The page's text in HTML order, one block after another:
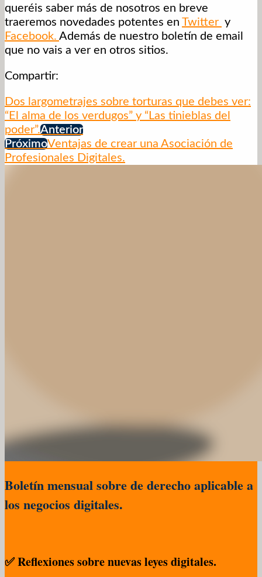
queréis saber más de nosotros en breve
traeremos novedades potentes en Twitter y
Facebook. Además de nuestro boletín de email
que no vais a ver en otros sitios.
Compartir:
Dos largometrajes sobre torturas que debes ver:
“El alma de los verdugos” y “Las tinieblas del
poder”.Anterior
PróximoVentajas de crear una Asociación de
Profesionales Digitales.
Boletín mensual sobre de derecho aplicable a
los negocios digitales.
✅ Reflexiones sobre nuevas leyes digitales.